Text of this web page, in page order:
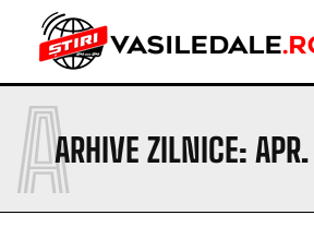
ARHIVE ZILNICE:
A